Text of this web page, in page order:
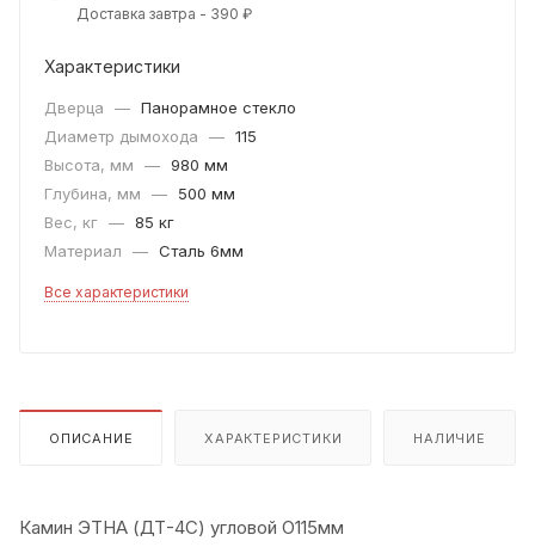
Доставка завтра - 390 ₽
Характеристики
Дверца — Панорамное стекло
Диаметр дымохода
— 115
Высота, мм
— 980 мм
Глубина, мм
—
500 мм
Вес, кг — 85 кг
Материал
— Сталь 6мм
Все характеристики
ОПИСАНИЕ ХАРАКТЕРИСТИКИ НАЛИЧИЕ
Камин ЭТНА (ДТ-4С) угловой O115мм